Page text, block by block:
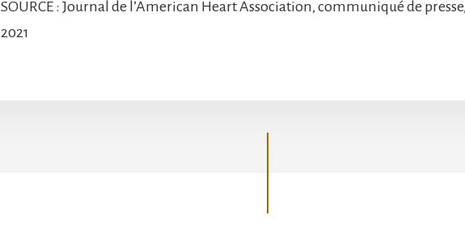
SOURCE : Journal de l’American Heart Association, communiqué de
2021